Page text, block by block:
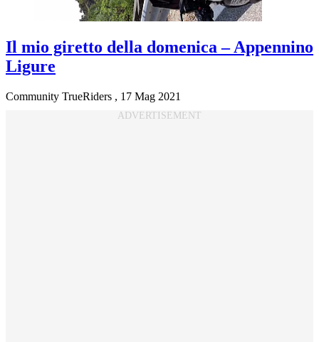
Il mio giretto della domenica – Appennino
Ligure
Community TrueRiders , 17 Mag 2021